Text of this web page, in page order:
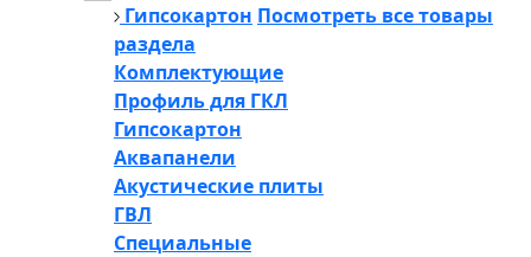
Гипсокартон Посмотреть все товары
раздела
Комплектующие
Профиль для ГКЛ
Гипсокартон
Аквапанели
Акустические плиты
ГВЛ
Специальные